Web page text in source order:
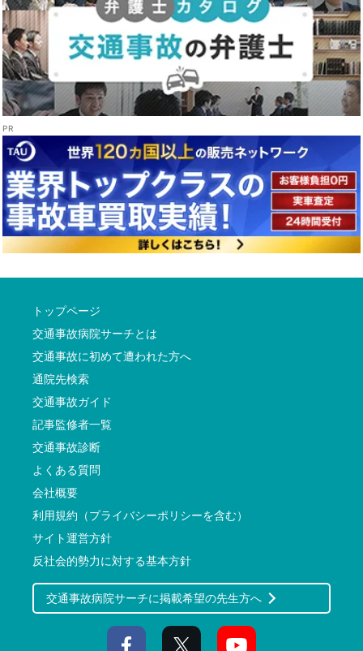
トップページ
交通事故病院サーチとは
交通事故に初めて遭われた方へ
通院先検索
交通事故ガイド
記事監修者一覧
交通事故診断
よくある質問
会社概要
利用規約（プライバシーポリシーを含む）
サイト運営方針
反社会的勢力に対する基本方針
交通事故病院サーチに掲載希望の先生方へ